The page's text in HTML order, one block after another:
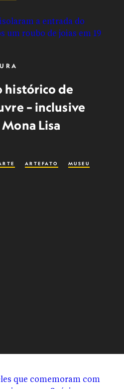
histórico de
– inclusive
Lisa
ARTEFATO
MUSEU